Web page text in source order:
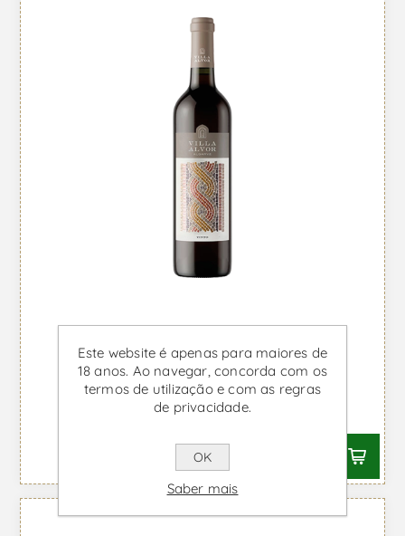
Villa Alvor - Vinho Tinto
Desde €6,19 IVA incl.
Este website é apenas para maiores de
18 anos. Ao navegar, concorda com os
termos de utilização e com as regras
de privacidade.
OK
Saber mais